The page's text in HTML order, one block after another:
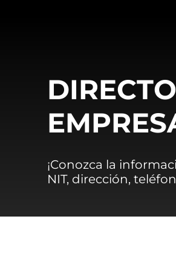
¡Conozca la
NIT, dirección,